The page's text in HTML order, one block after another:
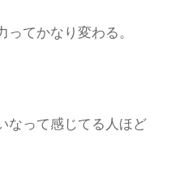
ってかなり変わる。
なって感じてる人ほど